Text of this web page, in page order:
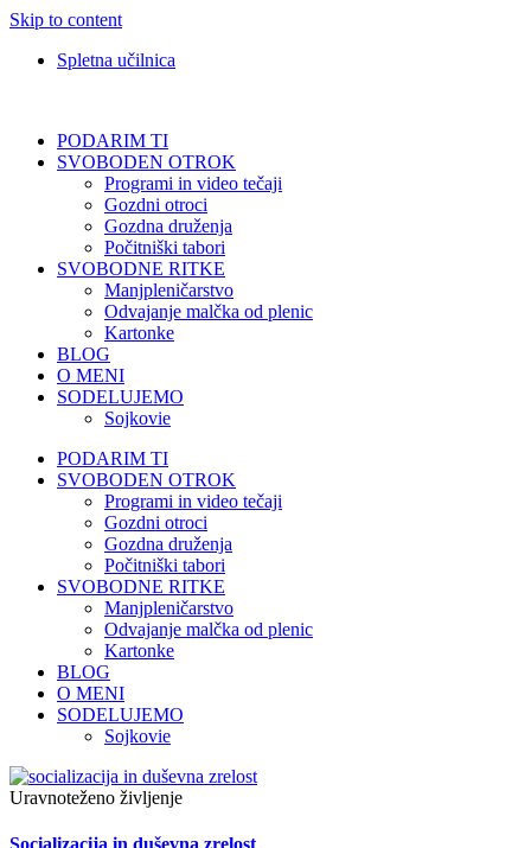
Skip to content
Spletna učilnica
PODARIM TI
SVOBODEN OTROK
Programi in video tečaji
Gozdni otroci
Gozdna druženja
Počitniški tabori
SVOBODNE RITKE
Manjpleničarstvo
Odvajanje malčka od plenic
Kartonke
BLOG
O MENI
SODELUJEMO
Sojkovie
PODARIM TI
SVOBODEN OTROK
Programi in video tečaji
Gozdni otroci
Gozdna druženja
Počitniški tabori
SVOBODNE RITKE
Manjpleničarstvo
Odvajanje malčka od plenic
Kartonke
BLOG
O MENI
SODELUJEMO
Sojkovie
Uravnoteženo življenje